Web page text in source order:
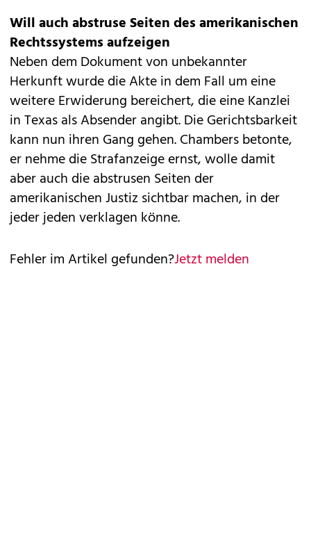
Will auch abstruse Seiten des amerikanischen
Rechtssystems aufzeigen
Neben dem Dokument von unbekannter
Herkunft wurde die Akte in dem Fall um eine
weitere Erwiderung bereichert, die eine Kanzlei
in Texas als Absender angibt. Die Gerichtsbarkeit
kann nun ihren Gang gehen. Chambers betonte,
er nehme die Strafanzeige ernst, wolle damit
aber auch die abstrusen Seiten der
amerikanischen Justiz sichtbar machen, in der
jeder jeden verklagen könne.
Fehler im Artikel gefunden?Jetzt melden